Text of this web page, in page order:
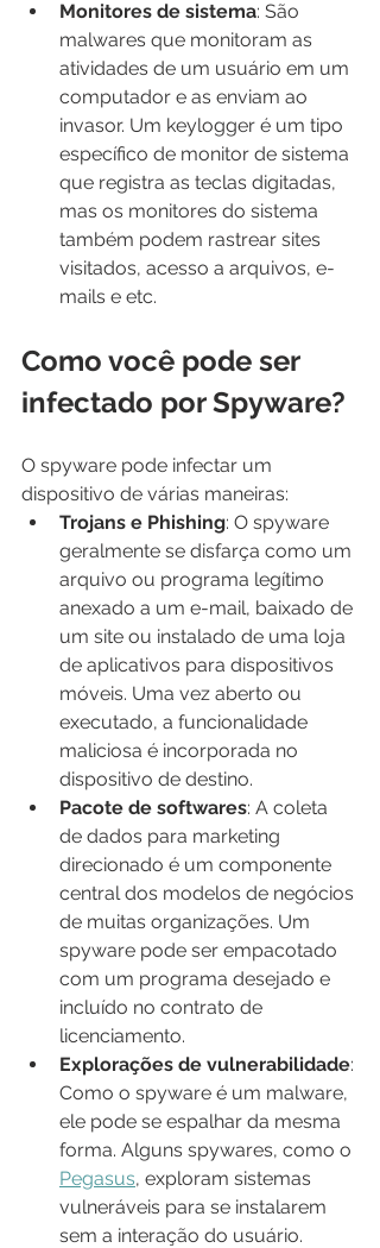
Monitores de sistema: São
malwares que monitoram as
atividades de um usuário em um
computador e as enviam ao
invasor. Um keylogger é um tipo
específico de monitor de sistema
que registra as teclas digitadas,
mas os monitores do sistema
também podem rastrear sites
visitados, acesso a arquivos, e-
mails e etc.
Como você pode ser
infectado por Spyware?
O spyware pode infectar um
dispositivo de várias maneiras:
Trojans e Phishing: O spyware
geralmente se disfarça como um
arquivo ou programa legítimo
anexado a um e-mail, baixado de
um site ou instalado de uma loja
de aplicativos para dispositivos
móveis. Uma vez aberto ou
executado, a funcionalidade
maliciosa é incorporada no
dispositivo de destino.
Pacote de softwares: A coleta
de dados para marketing
direcionado é um componente
central dos modelos de negócios
de muitas organizações. Um
spyware pode ser empacotado
com um programa desejado e
incluído no contrato de
licenciamento.
Explorações de vulnerabilidade:
Como o spyware é um malware,
ele pode se espalhar da mesma
forma. Alguns spywares, como o
Pegasus, exploram sistemas
vulneráveis para se instalarem
sem a interação do usuário.